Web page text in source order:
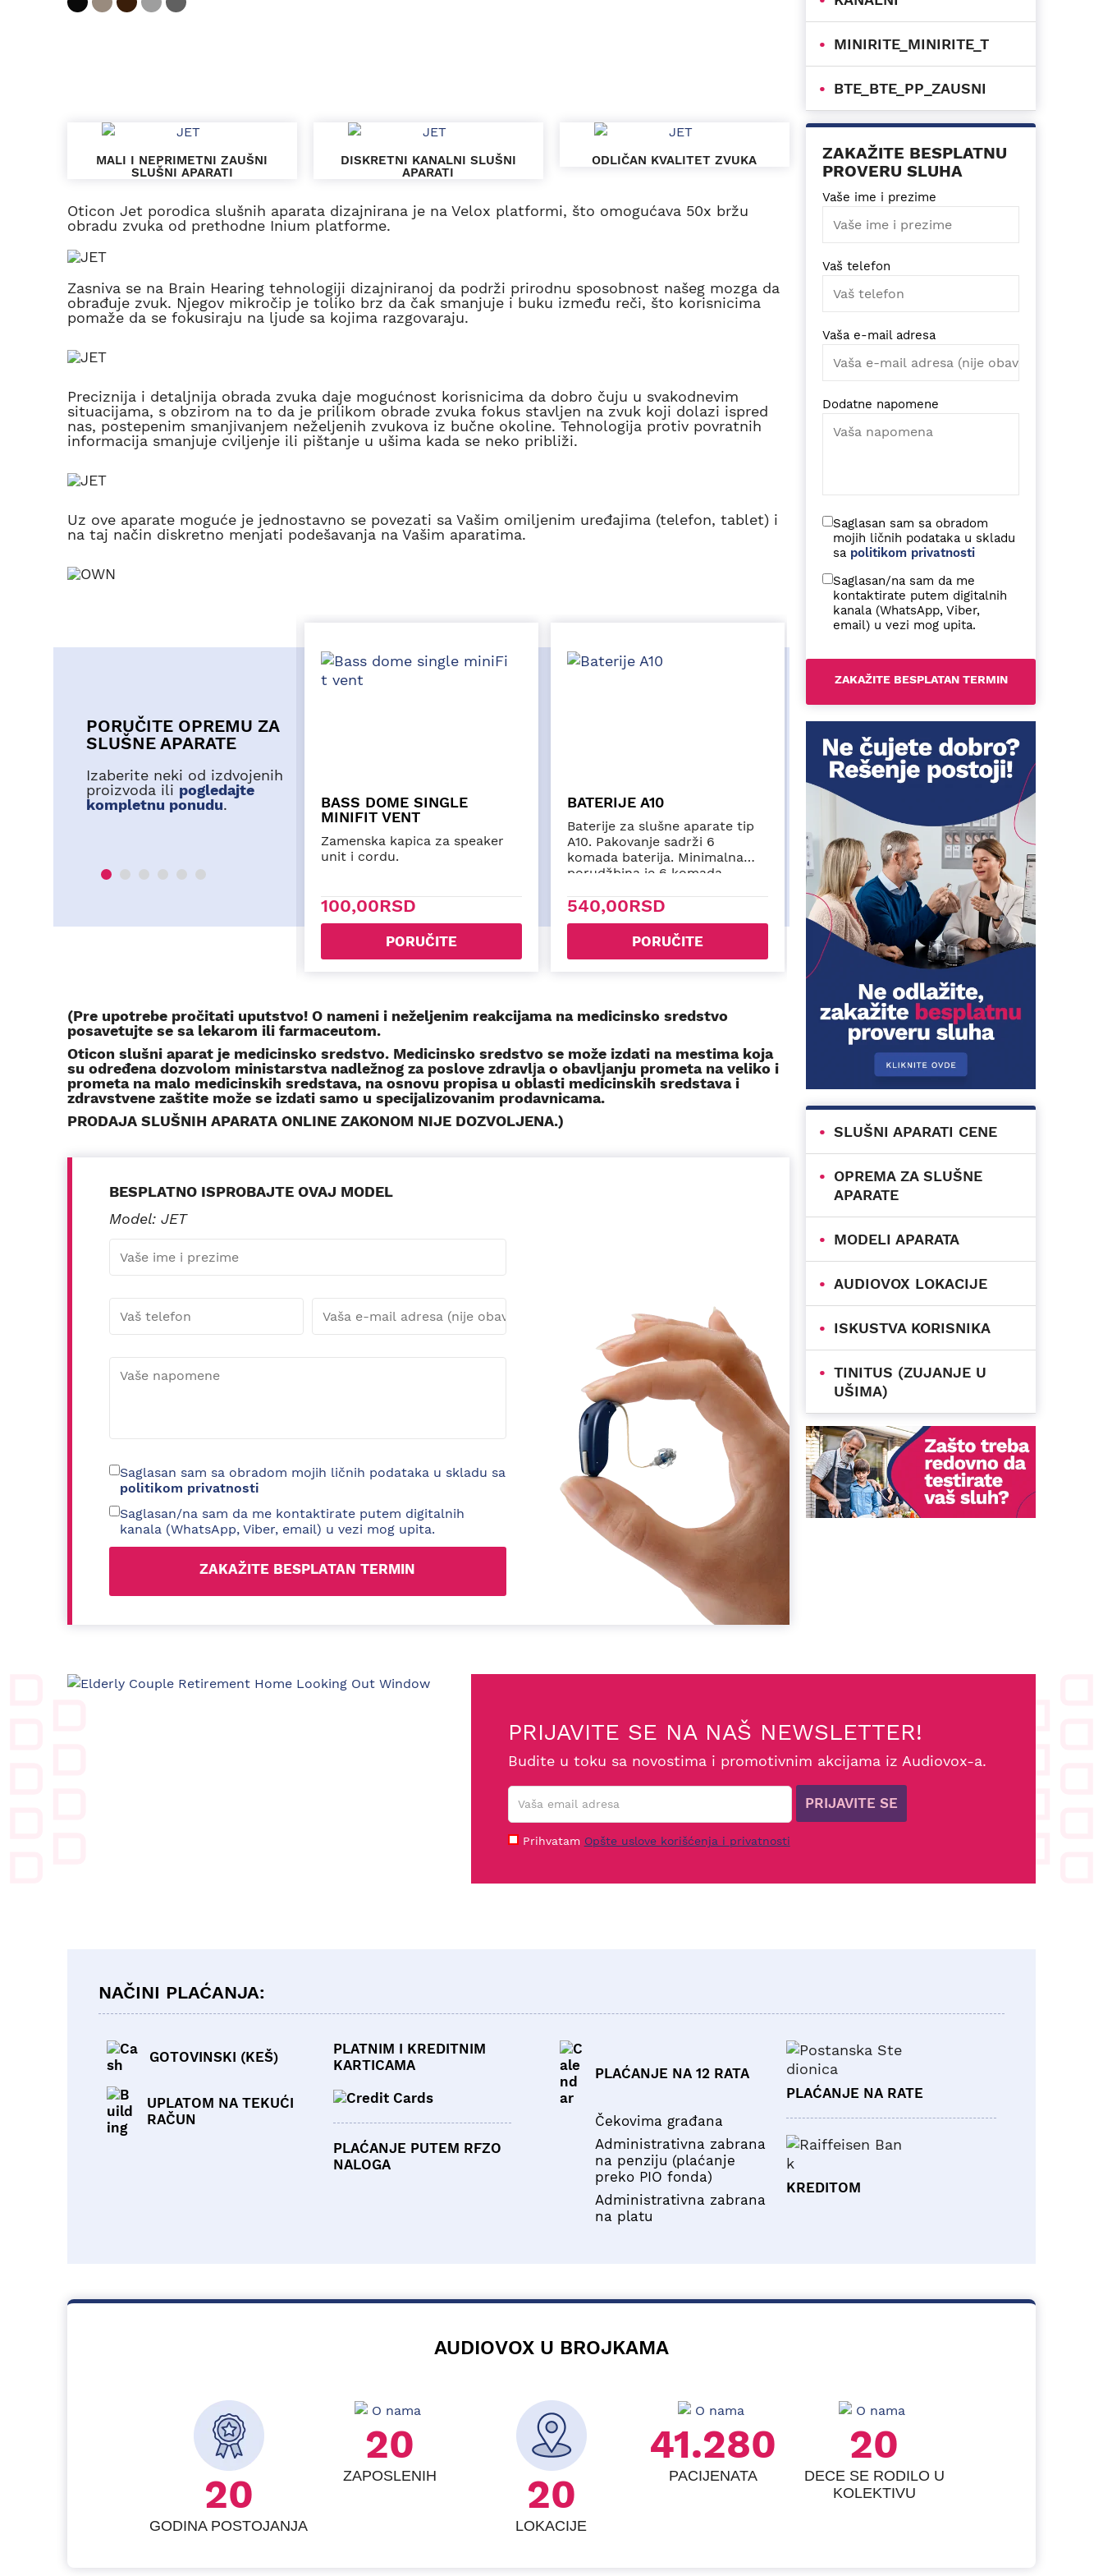
MALI I NEPRIMETNI ZAUŠNI
SLUŠNI APARATI
DISKRETNI KANALNI SLUŠNI
APARATI
ODLIČAN KVALITET ZVUKA
Oticon Jet porodica slušnih aparata dizajnirana je na Velox platformi, što omogućava 50x bržu
obradu zvuka od prethodne Inium platforme.
Zasniva se na Brain Hearing tehnologiji dizajniranoj da podrži prirodnu sposobnost našeg mozga da
obrađuje zvuk. Njegov mikročip je toliko brz da čak smanjuje i buku između reči, što korisnicima
pomaže da se fokusiraju na ljude sa kojima razgovaraju.
Preciznija i detaljnija obrada zvuka daje mogućnost korisnicima da dobro čuju u svakodnevim
situacijama, s obzirom na to da je prilikom obrade zvuka fokus stavljen na zvuk koji dolazi ispred
nas, postepenim smanjivanjem neželjenih zvukova iz bučne okoline. Tehnologija protiv povratnih
informacija smanjuje cviljenje ili pištanje u ušima kada se neko približi.
Uz ove aparate moguće je jednostavno se povezati sa Vašim omiljenim uređajima (telefon, tablet) i
na taj način diskretno menjati podešavanja na Vašim aparatima.
PORUČITE OPREMU ZA
SLUŠNE APARATE
Izaberite neki od izdvojenih
proizvoda ili pogledajte
kompletnu ponudu.
BATERIJE A10
porudžbina je 6 komada
BATERIJE A312
Baterije za slušne aparate tip
A312. Pakovanje sadrži 6
komada baterija. Minimalna
540,00RSD
PORUČITE
PROWAX SYSTEM (CIC,
ITC)
Filter za zaštitu zvučnika od
ušne masti kod kanalnih
slušnih aparata tipa CIC i ITC.
1.340,00RSD
PORUČITE
PROWAX MINIFIT (IIC,CIC I
ITC, MINIRITE)
Filter za zaštitu zvučnika od
ušne masti za IIC, CIC, ITC i
MINIRITE slušne aparate.
1.340,00RSD
PORUČITE
(Pre upotrebe pročitati uputstvo! O nameni i neželjenim reakcijama na medicinsko sredstvo
posavetujte se sa lekarom ili farmaceutom.
Oticon slušni aparat je medicinsko sredstvo. Medicinsko sredstvo se može izdati na mestima koja
su određena dozvolom ministarstva nadležnog za poslove zdravlјa o obavlјanju prometa na veliko i
prometa na malo medicinskih sredstava, na osnovu propisa u oblasti medicinskih sredstava i
zdravstvene zaštite može se izdati samo u specijalizovanim prodavnicama.
PRODAJA SLUŠNIH APARATA ONLINE ZAKONOM NIJE DOZVOLJENA.)
BESPLATNO ISPROBAJTE OVAJ MODEL
Model: JET
Saglasan sam sa obradom mojih ličnih podataka u skladu sa
politikom privatnosti
Saglasan/na sam da me kontaktirate putem digitalnih
kanala (WhatsApp, Viber, email) u vezi mog upita.
MINIRITE_MINIRITE_T
BTE_BTE_PP_ZAUSNI
ZAKAŽITE BESPLATNU
PROVERU SLUHA
Vaše ime i prezime
Vaš telefon
Vaša e-mail adresa
Dodatne napomene
Saglasan sam sa obradom
mojih ličnih podataka u skladu
sa politikom privatnosti
Saglasan/na sam da me
kontaktirate putem digitalnih
kanala (WhatsApp, Viber,
email) u vezi mog upita.
SLUŠNI APARATI CENE
OPREMA ZA SLUŠNE
APARATE
MODELI APARATA
AUDIOVOX LOKACIJE
ISKUSTVA KORISNIKA
TINITUS (ZUJANJE U
UŠIMA)
PRIJAVITE SE NA NAŠ NEWSLETTER!
Budite u toku sa novostima i promotivnim akcijama iz Audiovox-a.
PRIJAVITE SE
Prihvatam Opšte uslove korišćenja i privatnosti
NAČINI PLAĆANJA:
GOTOVINSKI (KEŠ)
UPLATOM NA TEKUĆI
RAČUN
PLATNIM I KREDITNIM
KARTICAMA
PLAĆANJE PUTEM RFZO
NALOGA
PLAĆANJE NA 12 RATA
Čekovima građana
Administrativna zabrana
na penziju (plaćanje
preko PIO fonda)
Administrativna zabrana
na platu
PLAĆANJE NA RATE
KREDITOM
AUDIOVOX U BROJKAMA
24
GODINA POSTOJANJA
24
ZAPOSLENIH 24
LOKACIJE
49.536
PACIJENATA
24
DECE SE RODILO U
KOLEKTIVU